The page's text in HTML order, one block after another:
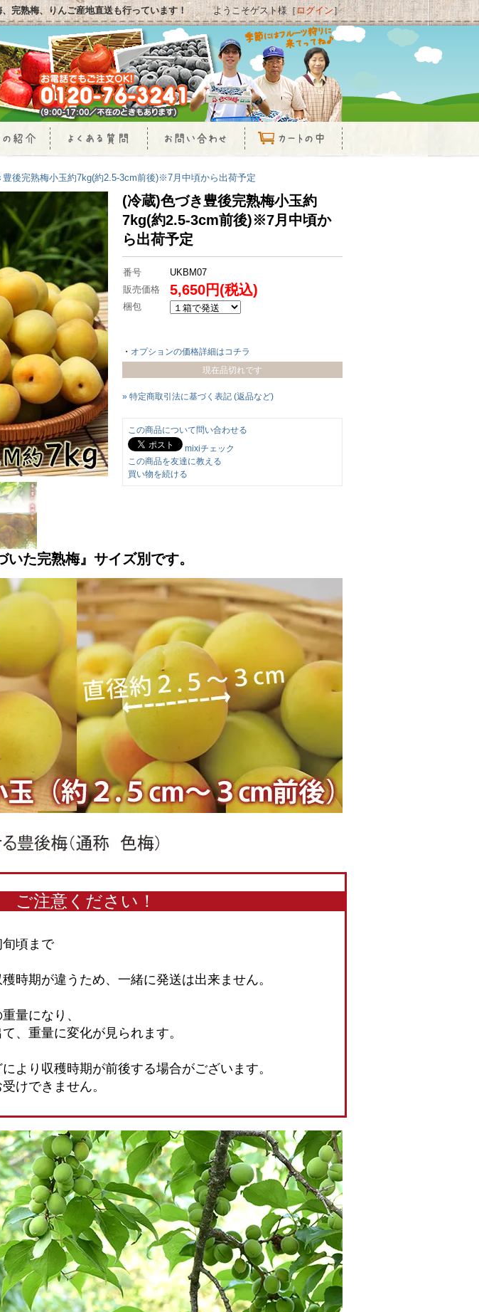
完熟梅、りんご産地直送も行っています！ ようこそゲスト様［ログイン］
豊後完熟梅小玉約7kg(約2.5-3cm前後)※7月中頃から出荷予定
(冷蔵)色づき豊後完熟梅小玉約
7kg(約2.5-3cm前後)※7月中頃か
ら出荷予定
番号
UKBM07
販売価格
5,650円(税込)
梱包
・ オプションの価格詳細はコチラ
現在品切れです
» 特定商取引法に基づく表記 (返品など)
この商品について問い合わせる
mixiチェック
この商品を友達に教える
買い物を続ける
た完熟梅』サイズ別です。
ご注意ください！
頃まで
時期が違うため、一緒に発送は出来ません。
量になり、
、重量に変化が見られます。
より収穫時期が前後する場合がございます。
けできません。